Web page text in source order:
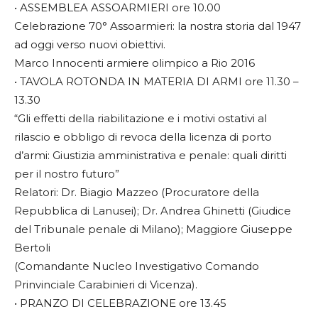
• ASSEMBLEA ASSOARMIERI ore 10.00
Celebrazione 70° Assoarmieri: la nostra storia dal 1947
ad oggi verso nuovi obiettivi.
Marco Innocenti armiere olimpico a Rio 2016
• TAVOLA ROTONDA IN MATERIA DI ARMI ore 11.30 –
13.30
“Gli effetti della riabilitazione e i motivi ostativi al
rilascio e obbligo di revoca della licenza di porto
d’armi: Giustizia amministrativa e penale: quali diritti
per il nostro futuro”
Relatori: Dr. Biagio Mazzeo (Procuratore della
Repubblica di Lanusei); Dr. Andrea Ghinetti (Giudice
del Tribunale penale di Milano); Maggiore Giuseppe
Bertoli
(Comandante Nucleo Investigativo Comando
Prinvinciale Carabinieri di Vicenza).
• PRANZO DI CELEBRAZIONE ore 13.45